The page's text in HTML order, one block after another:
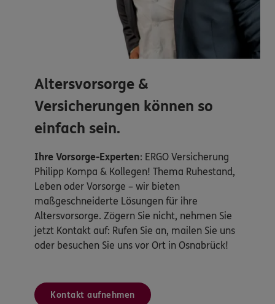
Altersvorsorge &
Versicherungen können so
einfach sein.
Ihre Vorsorge-Experten: ERGO Versicherung
Philipp Kompa & Kollegen! Thema Ruhestand,
Leben oder Vorsorge – wir bieten
maßgeschneiderte Lösungen für ihre
Altersvorsorge. Zögern Sie nicht, nehmen Sie
jetzt Kontakt auf: Rufen Sie an, mailen Sie uns
oder besuchen Sie uns vor Ort in Osnabrück!
Kontakt aufnehmen